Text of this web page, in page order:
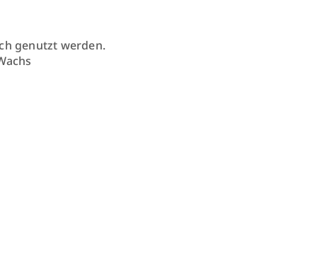
genutzt werden.